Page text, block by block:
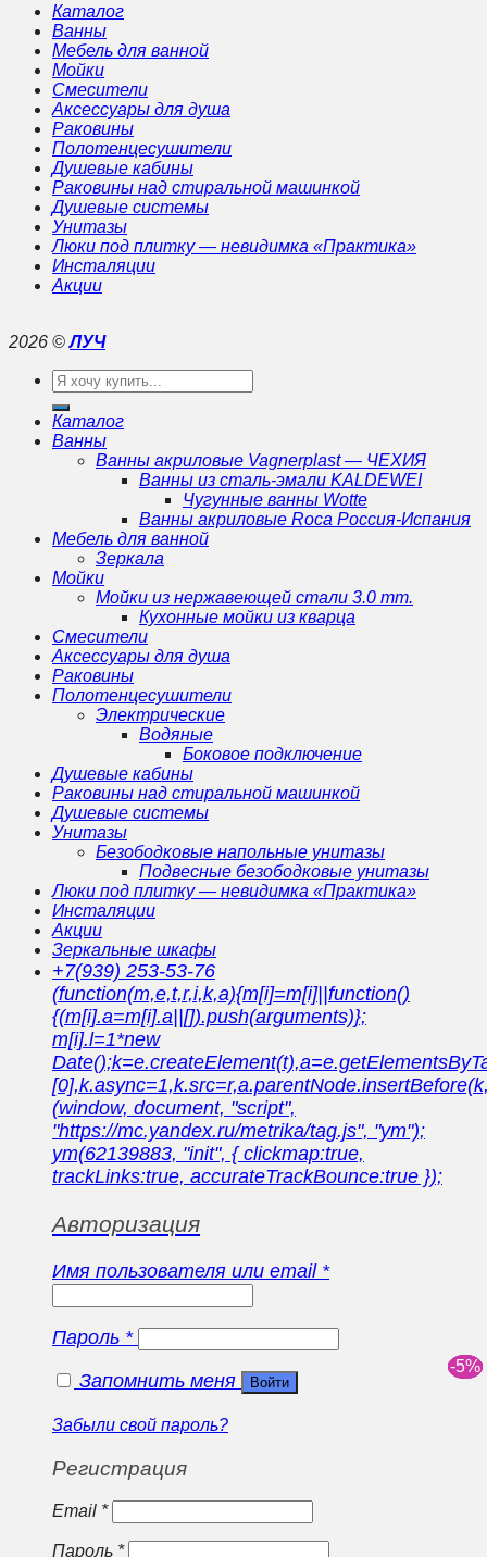
Каталог
Ванны
Мебель для ванной
Мойки
Смесители
Аксессуары для душа
Раковины
Полотенцесушители
Душевые кабины
Раковины над стиральной машинкой
Душевые системы
Унитазы
Люки под плитку — невидимка «Практика»
Инсталяции
Акции
2026 ©ЛУЧ
Искать:
Каталог
Ванны
Ванны акриловые Vagnerplast — ЧЕХИЯ
Ванны из сталь-эмали KALDEWEI
Чугунные ванны Wotte
Ванны акриловые Roca Россия-Испания
Мебель для ванной
Зеркала
Мойки
Мойки из нержавеющей стали 3.0 mm.
Кухонные мойки из кварца
Смесители
Аксессуары для душа
Раковины
Полотенцесушители
Электрические
Водяные
Боковое подключение
Душевые кабины
Раковины над стиральной машинкой
Душевые системы
Унитазы
Безободковые напольные унитазы
Подвесные безободковые унитазы
Люки под плитку — невидимка «Практика»
Инсталяции
Акции
Зеркальные шкафы
+7(939) 253-53-76
(function(m,e,t,r,i,k,a){m[i]=m[i]||function()
{(m[i].a=m[i].a||[]).push(arguments)};
m[i].l=1*new
(window, document, "script",
"https://mc.yandex.ru/metrika/tag.js", "ym");
ym(62139883, "init", { clickmap:true,
trackLinks:true, accurateTrackBounce:true });
Авторизация
Имя пользователя или email *
Пароль *
Запомнить меня
Войти
Забыли свой пароль?
Регистрация
Email *
Пароль *